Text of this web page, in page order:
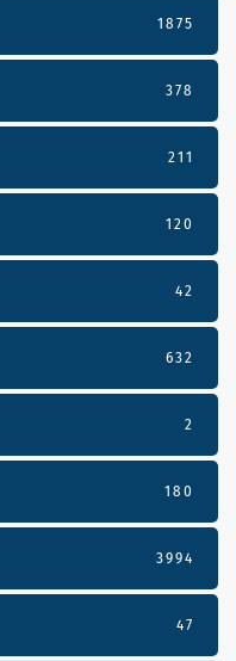
1875
378
211
120
42
632
2
180
3994
47